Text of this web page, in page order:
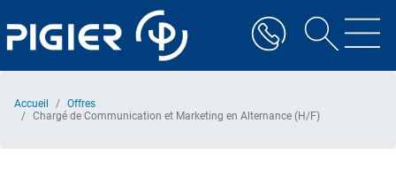
au
contenu
Accueil
Offres
Chargé de Communication et Marketing en Alternance (H/F)